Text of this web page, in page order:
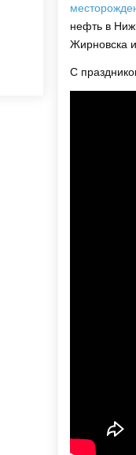
нефть в
Жирновска
С